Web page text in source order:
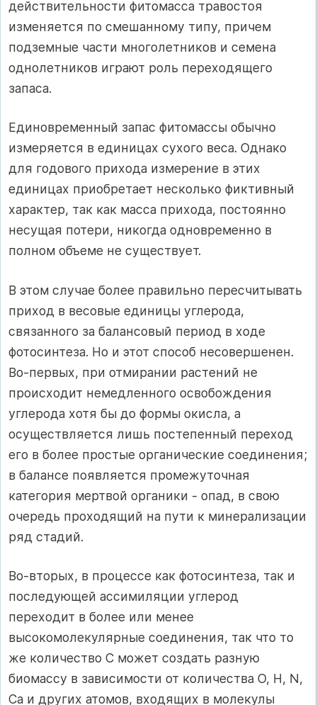
действительности фитомасса травостоя
изменяется по смешанному типу, причем
подземные части многолетников и семена
однолетников играют роль переходящего
запаса.
Единовременный запас фитомассы обычно
измеряется в единицах сухого веса. Однако
для годового прихода измерение в этих
единицах приобретает несколько фиктивный
характер, так как масса прихода, постоянно
несущая потери, никогда одновременно в
полном объеме не существует.
В этом случае более правильно пересчитывать
приход в весовые единицы углерода,
связанного за балансовый период в ходе
фотосинтеза. Но и этот способ несовершенен.
Во-первых, при отмирании растений не
происходит немедленного освобождения
углерода хотя бы до формы окисла, а
осуществляется лишь постепенный переход
его в более простые органические соединения;
в балансе появляется промежуточная
категория мертвой органики - опад, в свою
очередь проходящий на пути к минерализации
ряд стадий.
Во-вторых, в процессе как фотосинтеза, так и
последующей ассимиляции углерод
переходит в более или менее
высокомолекулярные соединения, так что то
же количество С может создать разную
биомассу в зависимости от количества О, Н, N,
Са и других атомов, входящих в молекулы